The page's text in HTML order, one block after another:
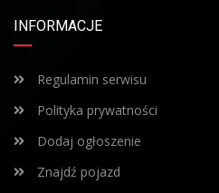
INFORMACJE
Regulamin serwisu
Polityka prywatności
Dodaj ogłoszenie
Znajdź pojazd